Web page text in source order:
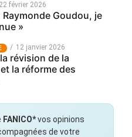
22 février 2026
Raymonde Goudou, je
»
12 janvier 2026
révision de la
la réforme des
FANICO*vos opinions
de votre